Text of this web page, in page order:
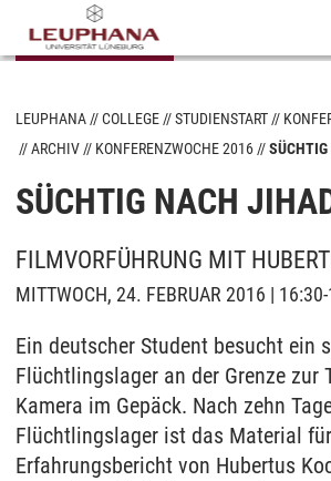
LEUPHANA COLLEGE STUDIENSTART
ARCHIV
KONFERENZWOCHE 2016
SÜCHTIG NACH
FILMVORFÜHRUNG MIT
MITTWOCH, 24. FEBRUAR 2016 |
Ein deutscher Student besucht ein
Flüchtlingslager an der Grenze zur
Kamera im Gepäck. Nach zehn
Flüchtlingslager ist das Material
Erfahrungsbericht von Hubertus